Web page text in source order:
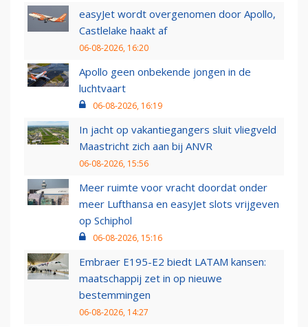
easyJet wordt overgenomen door Apollo,
Castlelake haakt af
06-08-2026, 16:20
Apollo geen onbekende jongen in de
luchtvaart
06-08-2026, 16:19
In jacht op vakantiegangers sluit vliegveld
Maastricht zich aan bij ANVR
06-08-2026, 15:56
Meer ruimte voor vracht doordat onder
meer Lufthansa en easyJet slots vrijgeven
op Schiphol
06-08-2026, 15:16
Embraer E195-E2 biedt LATAM kansen:
maatschappij zet in op nieuwe
bestemmingen
06-08-2026, 14:27